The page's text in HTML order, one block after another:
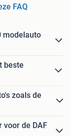
FAQ
modelauto
beste
zoals de
voor de DAF